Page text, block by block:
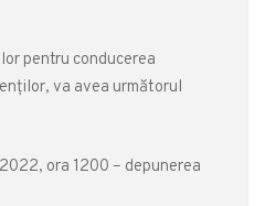
pentru conducerea
va avea următorul
ora 1200 – depunerea